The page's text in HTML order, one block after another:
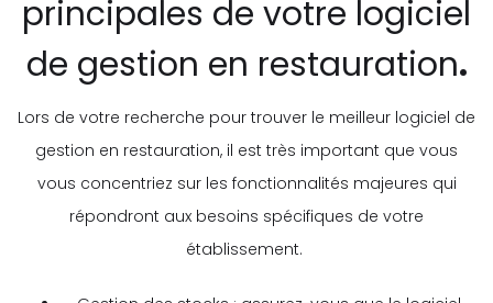
principales de votre logiciel
de gestion en restauration.
Lors de votre recherche pour trouver le meilleur logiciel de
gestion en restauration, il est très important que vous
vous concentriez sur les fonctionnalités majeures qui
répondront aux besoins spécifiques de votre
établissement.